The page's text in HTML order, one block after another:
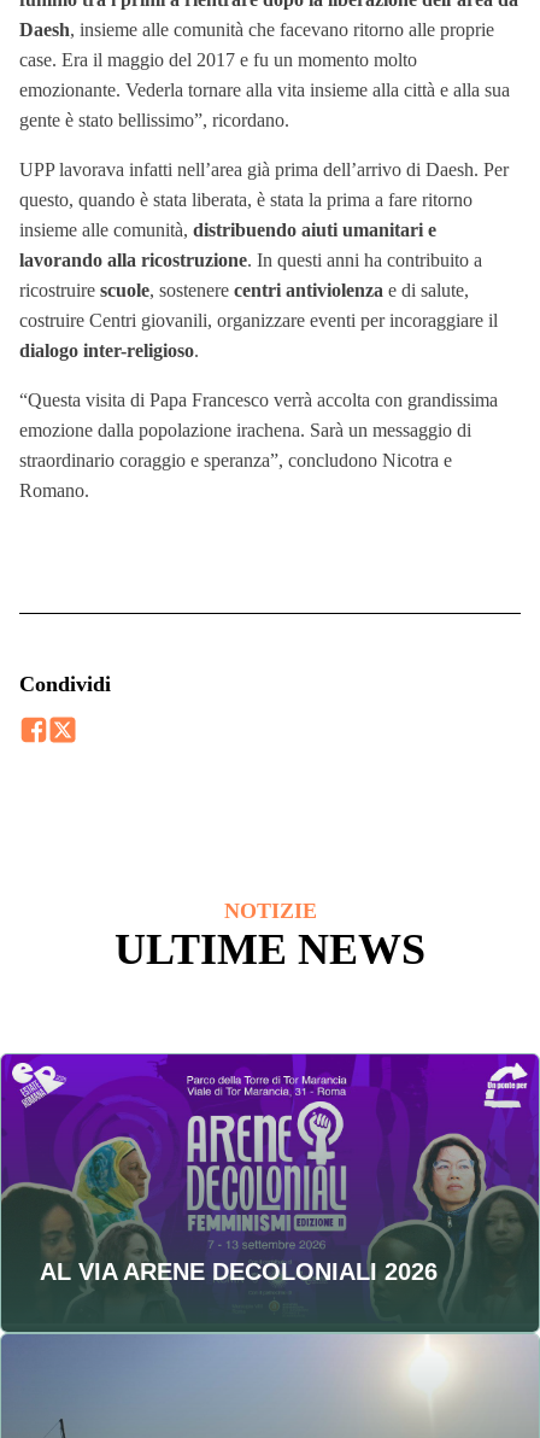
Condividi
Daesh, insieme alle comunità che facevano ritorno alle proprie
case. Era il maggio del 2017 e fu un momento molto
emozionante. Vederla tornare alla vita insieme alla città e alla sua
gente è stato bellissimo”, ricordano.
UPP lavorava infatti nell’area già prima dell’arrivo di Daesh. Per
questo, quando è stata liberata, è stata la prima a fare ritorno
insieme alle comunità, distribuendo aiuti umanitari e
lavorando alla ricostruzione. In questi anni ha contribuito a
ricostruire scuole, sostenere centri antiviolenza e di salute,
costruire Centri giovanili, organizzare eventi per incoraggiare il
dialogo inter-religioso.
“Questa visita di Papa Francesco verrà accolta con grandissima
emozione dalla popolazione irachena. Sarà un messaggio di
straordinario coraggio e speranza”, concludono Nicotra e
Romano.
NOTIZIE
ULTIME NEWS
AL VIA ARENE DECOLONIALI 2026